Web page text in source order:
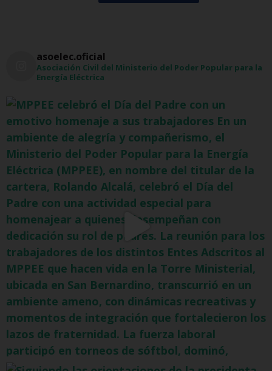
asoelec.oficial
Asociación Civil del Ministerio del Poder Popular para la
Energía Eléctrica